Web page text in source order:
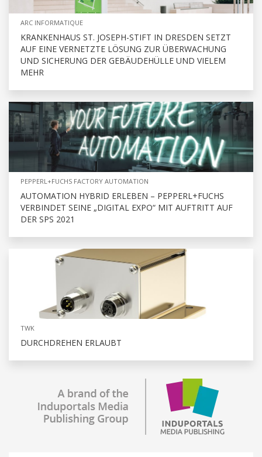
ARC INFORMATIQUE
KRANKENHAUS ST. JOSEPH-STIFT IN DRESDEN SETZT
AUF EINE VERNETZTE LÖSUNG ZUR ÜBERWACHUNG
UND SICHERUNG DER GEBÄUDEHÜLLE UND VIELEM
MEHR
PEPPERL+FUCHS FACTORY AUTOMATION
AUTOMATION HYBRID ERLEBEN – PEPPERL+FUCHS
VERBINDET SEINE „DIGITAL EXPO“ MIT AUFTRITT AUF
DER SPS 2021
TWK
DURCHDREHEN ERLAUBT